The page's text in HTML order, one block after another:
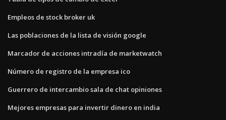
Empleos de stock broker uk
Las poblaciones de la lista de visión google
Marcador de acciones intradía de marketwatch
Número de registro de la empresa ico
Guerrero de intercambio sala de chat opiniones
Mejores empresas para invertir dinero en india